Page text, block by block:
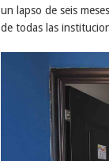
un lapso de seis
de todas las